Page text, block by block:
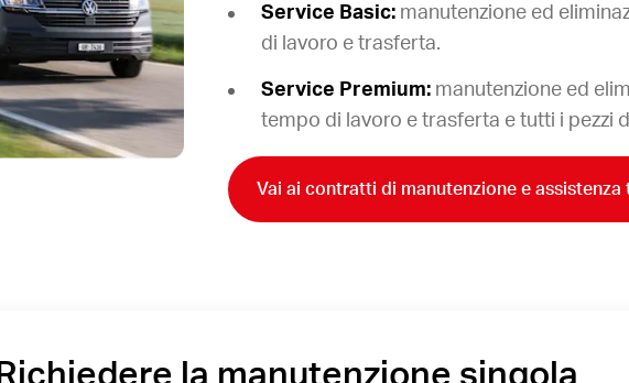
Service Basic: manutenzione ed
di lavoro e trasferta.
Service Premium: manutenzione ed
tempo di lavoro e trasferta e tutti i pezzi
Vai ai contratti di manutenzione e assistenza
Richiedere la manutenzione singola